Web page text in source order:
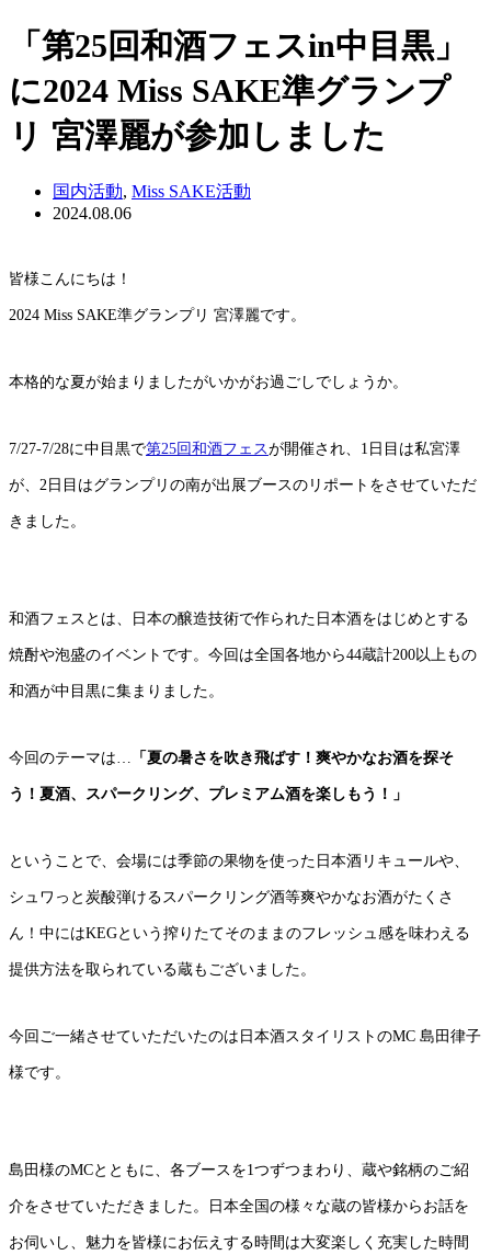
「第25回和酒フェスin中目黒」
に2024 Miss SAKE準グランプ
リ 宮澤麗が参加しました
国内活動, Miss SAKE活動
2024.08.06
皆様こんにちは！
2024 Miss SAKE準グランプリ 宮澤麗です。
本格的な夏が始まりましたがいかがお過ごしでしょうか。
7/27-7/28に中目黒で第25回和酒フェスが開催され、1日目は私宮澤
が、2日目はグランプリの南が出展ブースのリポートをさせていただ
きました。
和酒フェスとは、日本の醸造技術で作られた日本酒をはじめとする
焼酎や泡盛のイベントです。今回は全国各地から44蔵計200以上もの
和酒が中目黒に集まりました。
今回のテーマは… 「夏の暑さを吹き飛ばす！爽やかなお酒を探そ
う！夏酒、スパークリング、プレミアム酒を楽しもう！」
ということで、会場には季節の果物を使った日本酒リキュールや、
シュワっと炭酸弾けるスパークリング酒等爽やかなお酒がたくさ
ん！中にはKEGという搾りたてそのままのフレッシュ感を味わえる
提供方法を取られている蔵もございました。
今回ご一緒させていただいたのは日本酒スタイリストのMC 島田律子
様です。
島田様のMCとともに、各ブースを1つずつまわり、蔵や銘柄のご紹
介をさせていただきました。日本全国の様々な蔵の皆様からお話を
お伺いし、魅力を皆様にお伝えする時間は大変楽しく充実した時間